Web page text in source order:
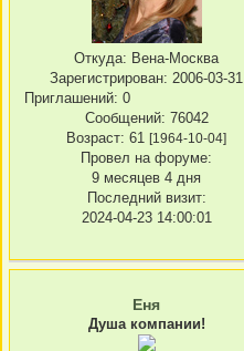
Откуда: Вена-Москва
Зарегистрирован: 2006-03-31
Приглашений: 0
Сообщений: 76042
Возраст: 61 [1964-10-04]
Провел на форуме:
9 месяцев 4 дня
Последний визит:
2024-04-23 14:00:01
Еня
Душа компании!